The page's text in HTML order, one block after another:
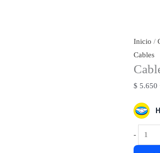
Inicio /
Cables
$ 5.650
-
Cable
de